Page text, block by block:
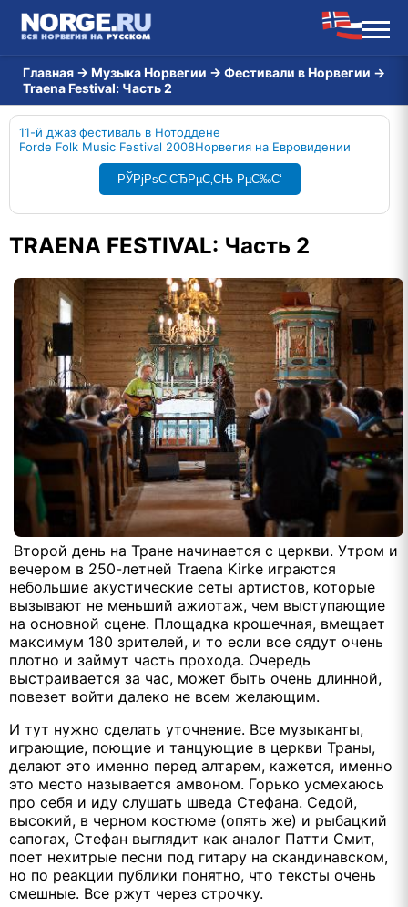
Главная → Музыка Норвегии → Фестивали в Норвегии →
Traena Festival: Часть 2
11-й джаз фестиваль в Нотоддене
Forde Folk Music Festival 2008Норвегия на Евровидении
РЎРјРѕС‚СЂРµС‚СЊ РµС‰С‘
TRAENA FESTIVAL: Часть 2
Второй день на Тране начинается с церкви. Утром и
вечером в 250-летней Traena Kirke играются
небольшие акустические сеты артистов, которые
вызывают не меньший ажиотаж, чем выступающие
на основной сцене. Площадка крошечная, вмещает
максимум 180 зрителей, и то если все сядут очень
плотно и займут часть прохода. Очередь
выстраивается за час, может быть очень длинной,
повезет войти далеко не всем желающим.
И тут нужно сделать уточнение. Все музыканты,
играющие, поющие и танцующие в церкви Траны,
делают это именно перед алтарем, кажется, именно
это место называется амвоном. Горько усмехаюсь
про себя и иду слушать шведа Стефана. Седой,
высокий, в черном костюме (опять же) и рыбацкий
сапогах, Стефан выглядит как аналог Патти Смит,
поет нехитрые песни под гитару на скандинавском,
но по реакции публики понятно, что тексты очень
смешные. Все ржут через строчку.